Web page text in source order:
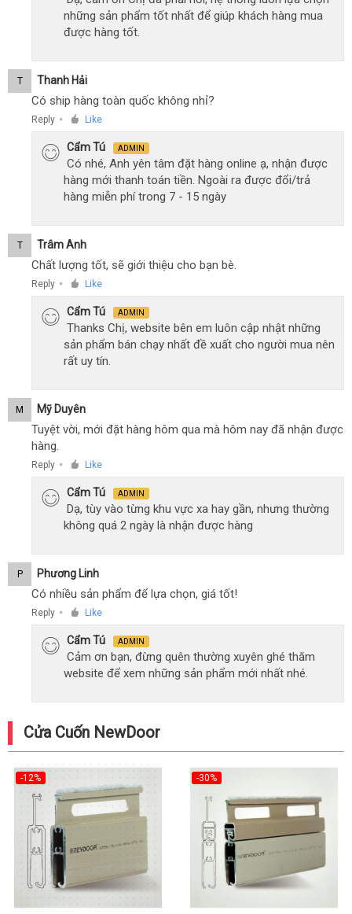
những sản phẩm tốt nhất để giúp khách hàng mua
được hàng tốt.
T Thanh Hải
Có ship hàng toàn quốc không nhỉ?
Reply ● Like
Cẩm Tú ADMIN
Có nhé, Anh yên tâm đặt hàng online ạ, nhận được
hàng mới thanh toán tiền. Ngoài ra được đổi/trả
hàng miễn phí trong 7 - 15 ngày
T Trâm Anh
Chất lượng tốt, sẽ giới thiệu cho bạn bè.
Reply ● Like
Cẩm Tú ADMIN
Thanks Chị, website bên em luôn cập nhật những
sản phẩm bán chạy nhất đề xuất cho người mua nên
rất uy tín.
M Mỹ Duyên
Tuyệt vời, mới đặt hàng hôm qua mà hôm nay đã nhận được
hàng.
Reply ● Like
Cẩm Tú ADMIN
Dạ, tùy vào từng khu vực xa hay gần, nhưng thường
không quá 2 ngày là nhận được hàng
P Phương Linh
Có nhiều sản phẩm để lựa chọn, giá tốt!
Reply ● Like
Cẩm Tú ADMIN
Cảm ơn bạn, đừng quên thường xuyên ghé thăm
website để xem những sản phẩm mới nhất nhé.
Cửa Cuốn NewDoor
-12% -30%